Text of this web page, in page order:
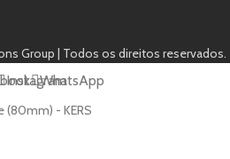
Group | Todos os direitos reservados.
InstagramWhatsApp